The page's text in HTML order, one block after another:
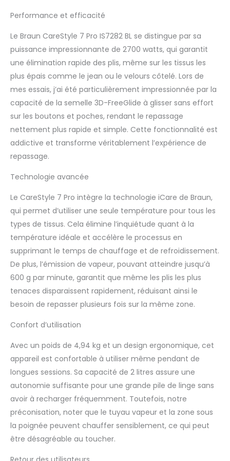
Performance et efficacité
Le Braun CareStyle 7 Pro IS7282 BL se distingue par sa
puissance impressionnante de 2700 watts, qui garantit
une élimination rapide des plis, même sur les tissus les
plus épais comme le jean ou le velours côtelé. Lors de
mes essais, j’ai été particulièrement impressionnée par la
capacité de la semelle 3D-FreeGlide à glisser sans effort
sur les boutons et poches, rendant le repassage
nettement plus rapide et simple. Cette fonctionnalité est
addictive et transforme véritablement l’expérience de
repassage.
Technologie avancée
Le CareStyle 7 Pro intègre la technologie iCare de Braun,
qui permet d’utiliser une seule température pour tous les
types de tissus. Cela élimine l’inquiétude quant à la
température idéale et accélère le processus en
supprimant le temps de chauffage et de refroidissement.
De plus, l’émission de vapeur, pouvant atteindre jusqu’à
600 g par minute, garantit que même les plis les plus
tenaces disparaissent rapidement, réduisant ainsi le
besoin de repasser plusieurs fois sur la même zone.
Confort d’utilisation
Avec un poids de 4,94 kg et un design ergonomique, cet
appareil est confortable à utiliser même pendant de
longues sessions. Sa capacité de 2 litres assure une
autonomie suffisante pour une grande pile de linge sans
avoir à recharger fréquemment. Toutefois, notre
préconisation, noter que le tuyau vapeur et la zone sous
la poignée peuvent chauffer sensiblement, ce qui peut
être désagréable au toucher.